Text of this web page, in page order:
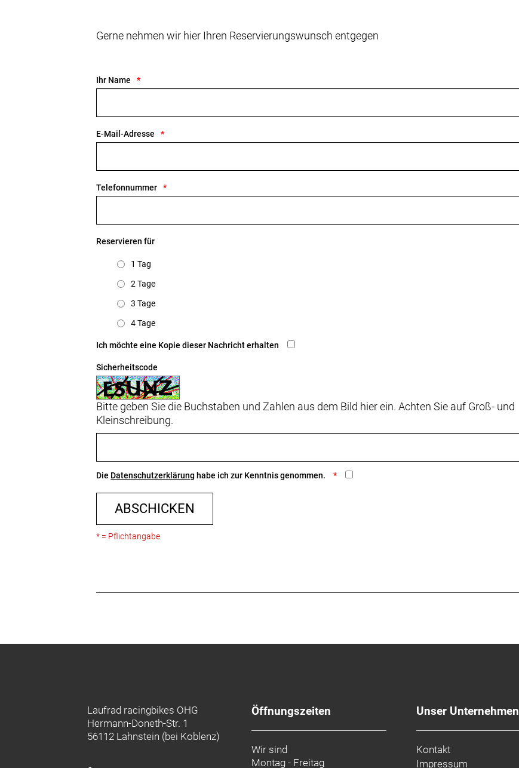
Gerne nehmen wir hier Ihren Reservierungswunsch entgegen
Ihr Name
E-Mail-Adresse
Telefonnummer
Reservieren für
1 Tag
2 Tage
3 Tage
4 Tage
Ich möchte eine Kopie dieser Nachricht erhalten
Sicherheitscode
Bitte geben Sie die Buchstaben und Zahlen aus dem Bild hier ein. Achten Sie auf Groß- und
Kleinschreibung.
Die Datenschutzerklärung habe ich zur Kenntnis genommen.
ABSCHICKEN
* = Pflichtangabe
Laufrad racingbikes OHG
Hermann-Doneth-Str. 1
56112 Lahnstein (bei Koblenz)
Öffnungszeiten
Wir sind
Montag - Freitag
Unser Unternehmen
Kontakt
Impressum